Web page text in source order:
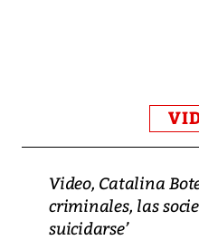
Video, Catalina
criminales, las
suicidarse’